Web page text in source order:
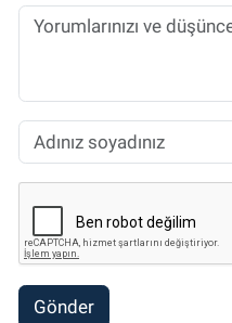
Gönder